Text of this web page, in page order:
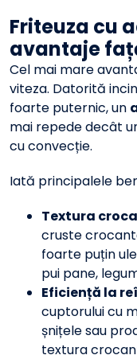
Friteuza cu
avantaje
Cel mai mare
viteza. Datorită
foarte puternic, un
mai repede decât
cu convecție.
Iată principalele
Textura
cruste
foarte puțin
pui pane,
Eficiență la
cuptorului cu
șnițele sau
textura